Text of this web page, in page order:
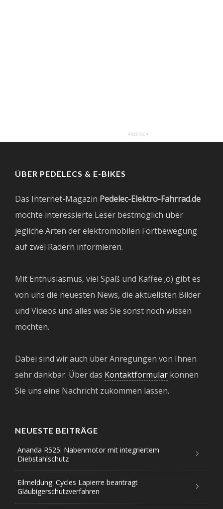
ÜBER PEDELECS & E-BIKES
Das Internet-Magazin Pedelec-Elektro-Fahrrad.de
möchte interessierte Leser bestmöglich über
jegliche Arten der elektromobilen Fortbewegung
auf zwei Rädern informieren.
Mit Enthusiasmus, viel Spaß und Kaffee ;o) gibt es
von uns die neuesten News, die aktuellsten Bilder
und Videos und alles was Sie sonst noch wissen
möchten.
Dabei sind wir auch über Anregungen von Ihnen
sehr dankbar. Über das Kontaktformular können
Sie uns eine Nachricht zukommen lassen.
NEUESTE BEITRÄGE
Ananda R525: Nabenmotor mit integriertem
Diebstahlschutz
Eilmeldung: Cycles Lapierre beantragt
Gläubigerschutzverfahren